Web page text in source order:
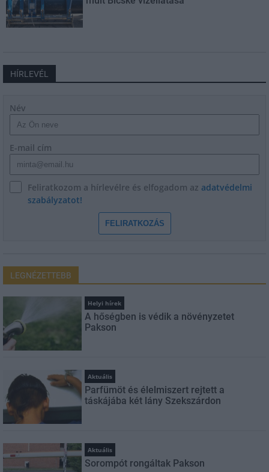
HÍRLEVÉL
Név
E-mail cím
Feliratkozom a hírlevélre és elfogadom az adatvédelmi
szabályzatot!
FELIRATKOZÁS
LEGNÉZETTEBB
Helyi hírek
A hőségben is védik a növényzetet
Pakson
Aktuális
Parfümöt és élelmiszert rejtett a
táskájába két lány Szekszárdon
Aktuális
Sorompót rongáltak Pakson